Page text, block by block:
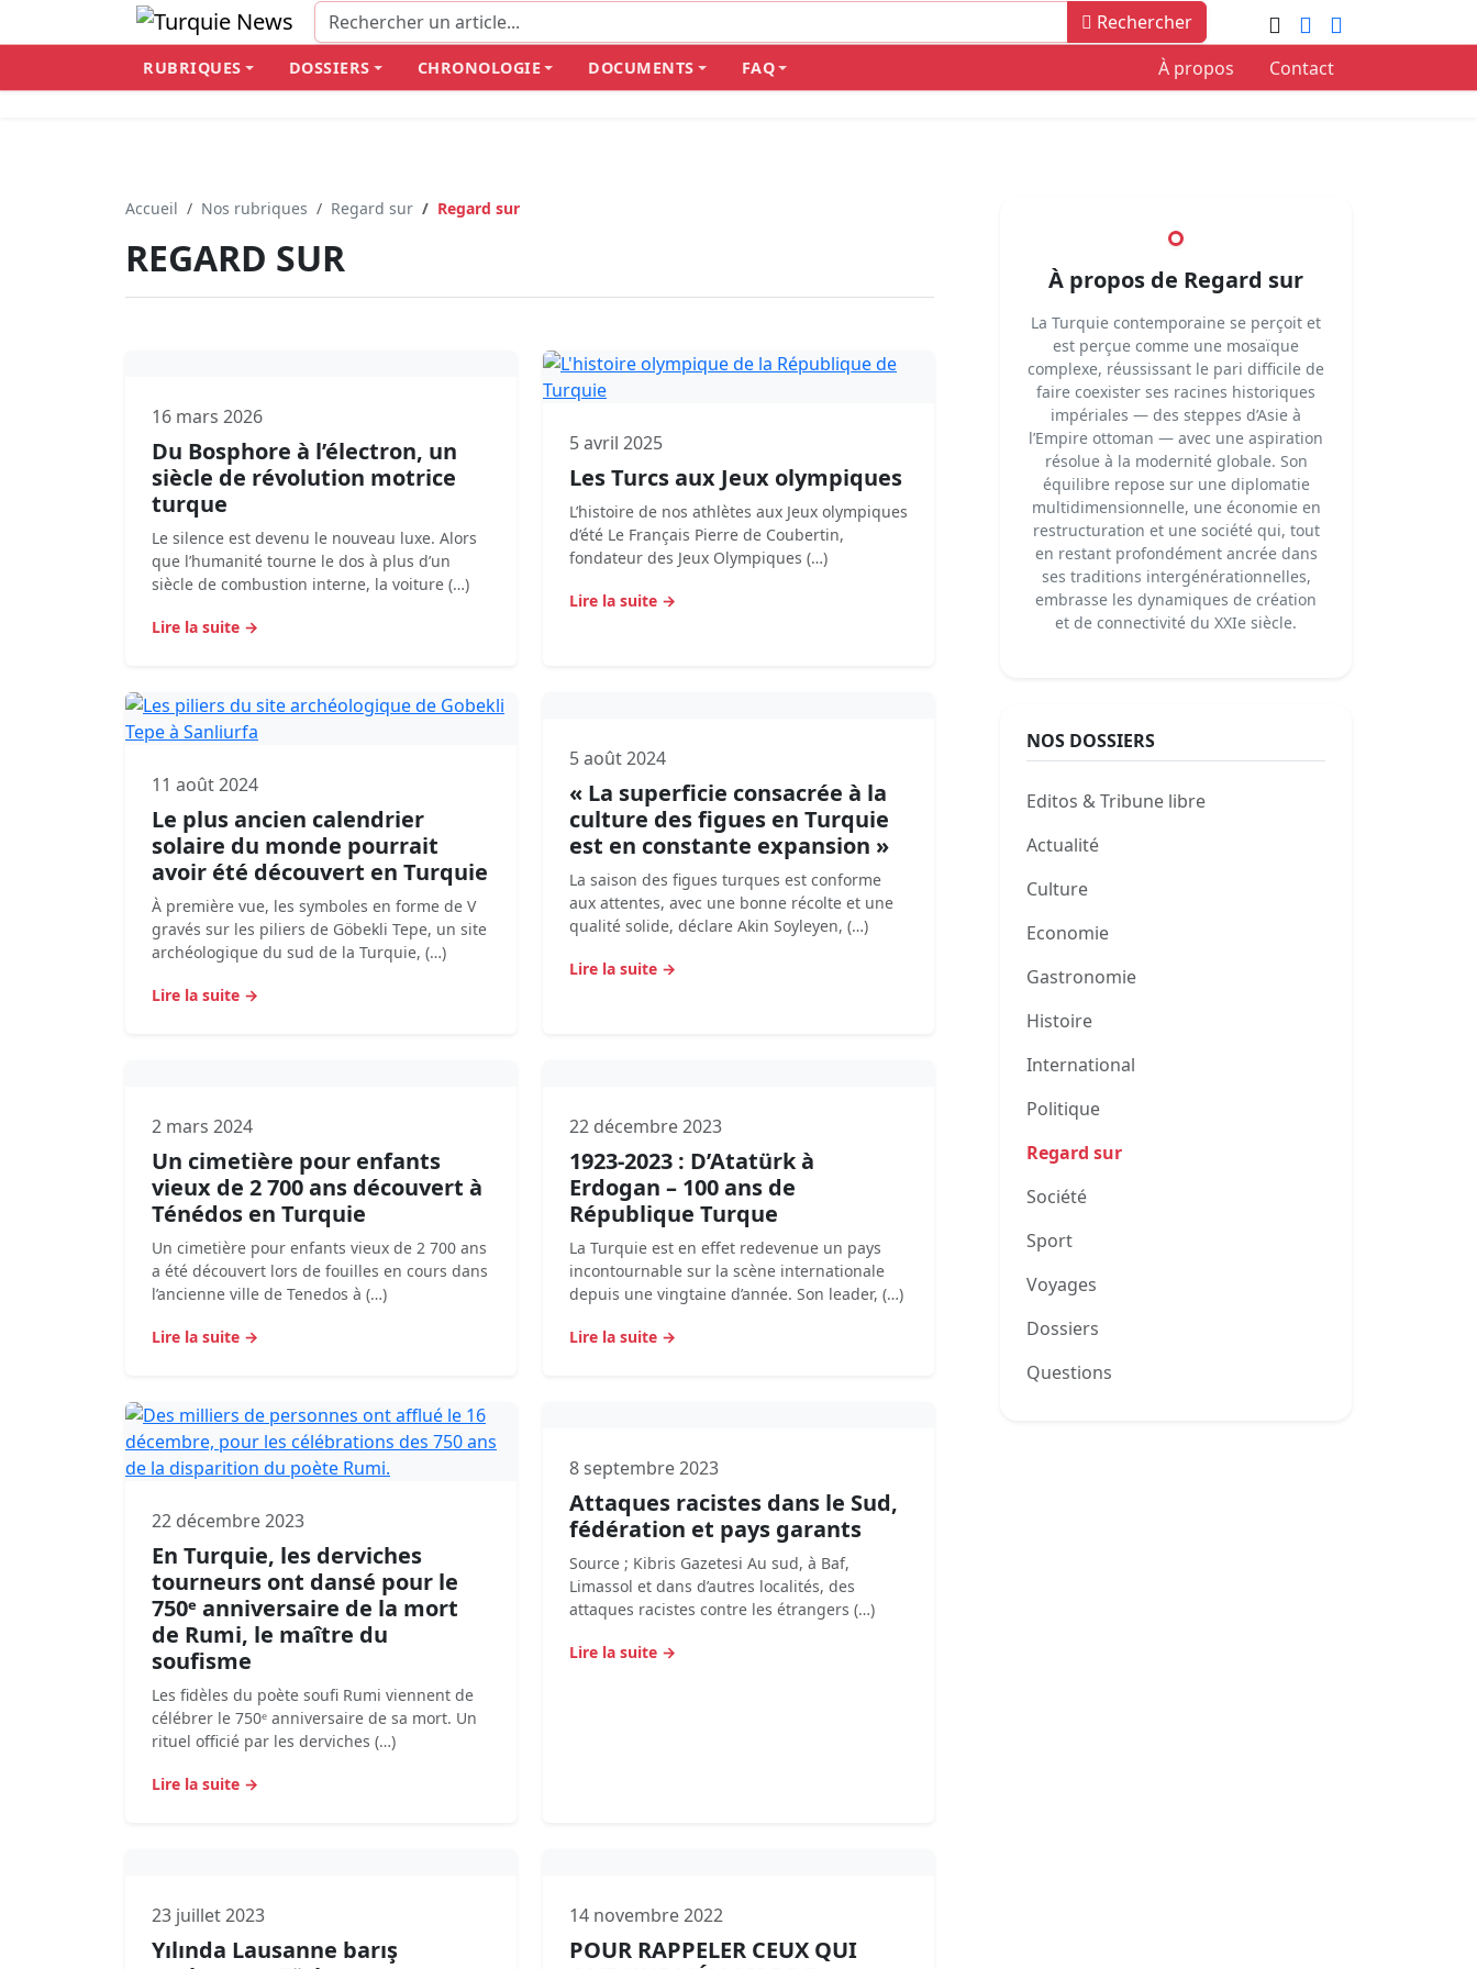
Rechercher
RUBRIQUES DOSSIERS CHRONOLOGIE DOCUMENTS FAQ À propos Contact
Accueil Nos rubriques Regard sur Regard sur
REGARD SUR
16 mars 2026
Du Bosphore à l’électron, un
siècle de révolution motrice
turque
Le silence est devenu le nouveau luxe. Alors
que l’humanité tourne le dos à plus d’un
siècle de combustion interne, la voiture (…)
Lire la suite →
5 avril 2025
Les Turcs aux Jeux olympiques
L’histoire de nos athlètes aux Jeux olympiques
d’été Le Français Pierre de Coubertin,
fondateur des Jeux Olympiques (…)
Lire la suite →
11 août 2024
Le plus ancien calendrier
solaire du monde pourrait
avoir été découvert en Turquie
À première vue, les symboles en forme de V
gravés sur les piliers de Göbekli Tepe, un site
archéologique du sud de la Turquie, (…)
Lire la suite →
5 août 2024
« La superficie consacrée à la
culture des figues en Turquie
est en constante expansion »
La saison des figues turques est conforme
aux attentes, avec une bonne récolte et une
qualité solide, déclare Akin Soyleyen, (…)
Lire la suite →
2 mars 2024
Un cimetière pour enfants
vieux de 2 700 ans découvert à
Ténédos en Turquie
Un cimetière pour enfants vieux de 2 700 ans
a été découvert lors de fouilles en cours dans
l’ancienne ville de Tenedos à (…)
Lire la suite →
22 décembre 2023
1923-2023 : D’Atatürk à
Erdogan – 100 ans de
République Turque
La Turquie est en effet redevenue un pays
incontournable sur la scène internationale
depuis une vingtaine d’année. Son leader, (…)
Lire la suite →
22 décembre 2023
En Turquie, les derviches
tourneurs ont dansé pour le
750ᵉ anniversaire de la mort
de Rumi, le maître du
soufisme
Les fidèles du poète soufi Rumi viennent de
célébrer le 750ᵉ anniversaire de sa mort. Un
rituel officié par les derviches (…)
Lire la suite →
8 septembre 2023
Attaques racistes dans le Sud,
fédération et pays garants
Source ; Kibris Gazetesi Au sud, à Baf,
Limassol et dans d’autres localités, des
attaques racistes contre les étrangers (…)
Lire la suite →
23 juillet 2023
Yılında Lausanne barış
14 novembre 2022
POUR RAPPELER CEUX QUI
À propos de Regard sur
La Turquie contemporaine se perçoit et
est perçue comme une mosaïque
complexe, réussissant le pari difficile de
faire coexister ses racines historiques
impériales — des steppes d’Asie à
l’Empire ottoman — avec une aspiration
résolue à la modernité globale. Son
équilibre repose sur une diplomatie
multidimensionnelle, une économie en
restructuration et une société qui, tout
en restant profondément ancrée dans
ses traditions intergénérationnelles,
embrasse les dynamiques de création
et de connectivité du XXIe siècle.
NOS DOSSIERS
Editos & Tribune libre
Actualité
Culture
Economie
Gastronomie
Histoire
International
Politique
Regard sur
Société
Sport
Voyages
Dossiers
Questions